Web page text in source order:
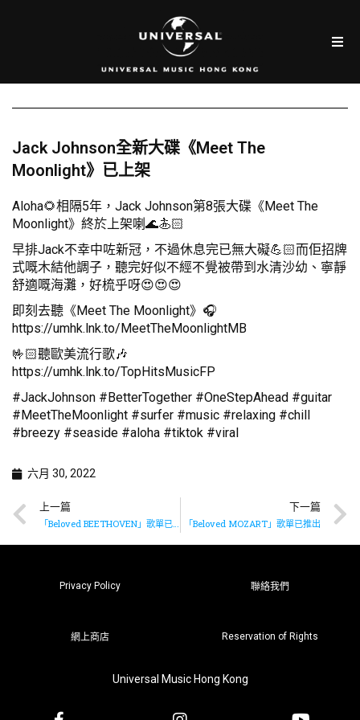
Jack Johnson全新大碟《Meet The
Moonlight》已上架
Aloha🌻相隔5年，Jack Johnson第8張大碟《Meet The
Moonlight》終於上架喇🌊🏄🏻
早排Jack不幸中咗新冠，不過休息完已無大礙💪🏻而佢招牌
式嘅木結他調子，聽完好似不經不覺被帶到水清沙幼、寧靜
舒適嘅海灘，好梳乎呀😍😍😍
即刻去聽《Meet The Moonlight》🎧
https://umhk.lnk.to/MeetTheMoonlightMB
🤟🏻聽歐美流行歌🎶
https://umhk.lnk.to/TopHitsMusicFP
#JackJohnson #BetterTogether #OneStepAhead #guitar
#MeetTheMoonlight #surfer #music #relaxing #chill
#breezy #seaside #aloha #tiktok #viral
六月 30, 2022
上一篇
「Beloved BEETHOVEN」歌單已推出
下一篇
「Beloved MOZART」歌單已推出
Privacy Policy 聯絡我們
網上商店 Reservation of Rights
Universal Music Hong Kong